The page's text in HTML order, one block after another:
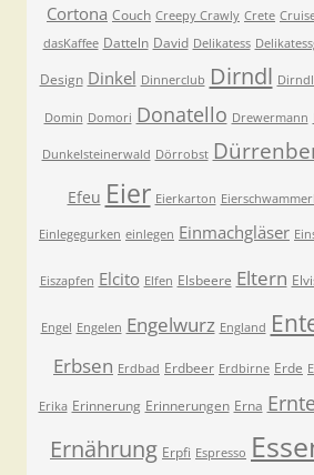
Cortona Couch Creepy Crawly Crete
dasKaffee Datteln David Delikatess
Design Dinkel Dinnerclub Dirndl
Domin Domori Donatello Drewermann
Dunkelsteinerwald Dörrobst
Efeu Eier Eierkarton Eierschwammerl
Einlegegurken einlegen Einmachgläser
Eiszapfen Elcito Elfen Elsbeere Eltern
Engel Engelen Engelwurz England
Erbsen Erdbad Erdbeer Erdbirne Erde
Erika Erinnerung Erinnerungen Erna Ernte
Ernährung Erpfi Espresso